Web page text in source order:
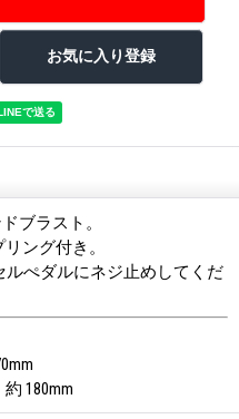
ブラスト。
ング付き。
ルぺダルにネジ止めしてくだ
180mm